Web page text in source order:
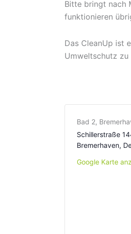
Bitte bringt nach
funktionieren
Das CleanUp ist
Umweltschutz zu
Bad 2,
Schillerstraße
Bremerhaven,
Google Karte